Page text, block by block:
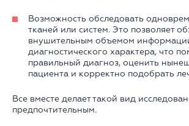
Возможность обследовать
тканей или систем. Это позволяет
внушительным объемом
диагностического характера, что
правильный диагноз, оценить
пациента и корректно подобрать
Все вместе делает такой вид
предпочтительным.